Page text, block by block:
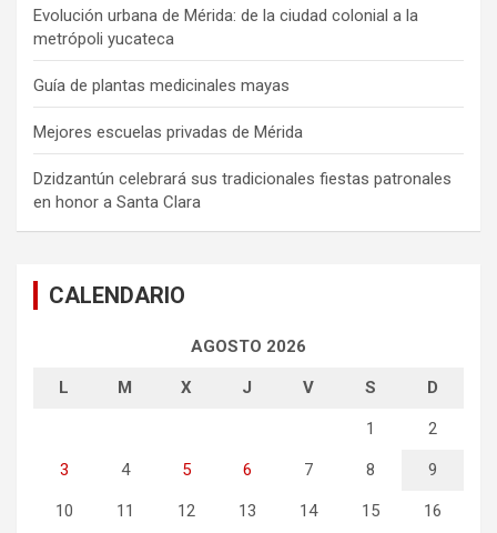
Evolución urbana de Mérida: de la ciudad colonial a la
metrópoli yucateca
Guía de plantas medicinales mayas
Mejores escuelas privadas de Mérida
Dzidzantún celebrará sus tradicionales fiestas patronales
en honor a Santa Clara
CALENDARIO
AGOSTO 2026
L M X J V S D
1 2
3 4 5 6 7 8 9
10 11 12 13 14 15 16